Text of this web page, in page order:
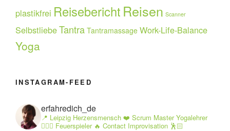
plastikfrei Reisebericht Reisen Scanner
SelbstliebeTantra Tantramassage Work-Life-Balance
Yoga
INSTAGRAM-FEED
erfahredich_de
📍 Leipzig Herzensmensch ❤️ Scrum Master Yogalehrer
🧘🏻‍♂️ Feuerspieler 🔥 Contact Improvisation 🕺🏻